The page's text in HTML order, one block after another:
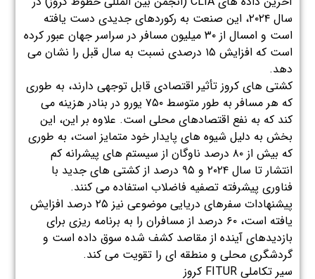
سال ۲۰۲۴، این صنعت به رکوردهای جدیدی دست یافته
است و امسال از ۳۰ میلیون مسافر در سراسر جهان عبور کرده
است که افزایش ۱۵ درصدی نسبت به سال قبل را نشان می
دهد.
کشتی های کروز تأثیر اقتصادی قابل توجهی دارند، به طوری
که هر مسافر به طور متوسط ​​۷۵۰ یورو در بنادر هزینه می
کند که به نفع اقتصادهای محلی است. علاوه بر این، این
بخش به دلیل شیوه های پایدار خود متمایز است، به طوری
که بیش از ۸۰ درصد ناوگان از سیستم های پیشرانه کم
انتشار تا سال ۲۰۲۴ و ۹۵ درصد از کشتی های جدید با
فناوری پیشرفته تصفیه فاضلاب استفاده می کنند.
پیشنهادات سفرهای دریایی موضوعی نیز ۲۵ درصد افزایش
یافته است، ۶۰ درصد از مسافران را به برنامه ریزی برای
بازدیدهای آینده از مقاصد کشف شده سوق داده است و
گردشگری محلی و منطقه ای را تقویت می کند.
سیر تکاملی FITUR کروز